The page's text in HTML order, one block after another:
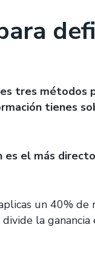
tres métodos
tienes
es el más directo
un 40%
divide la